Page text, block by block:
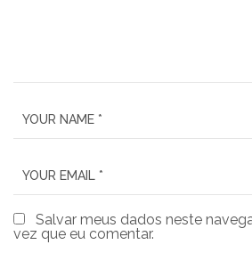
Salvar meus dados neste
vez que eu comentar.